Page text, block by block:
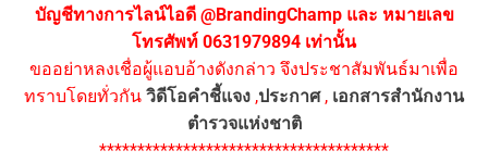
บัญชีทางการไลน์ไอดี @BrandingChamp และ หมายเลข
โทรศัพท์ 0631979894 เท่านั้น
ขออย่าหลงเชื่อผู้แอบอ้างดังกล่าว จึงประชาสัมพันธ์มาเพื่อ
ทราบโดยทั่วกัน วิดีโอคำชี้แจง ,ประกาศ, เอกสารสำนักงาน
ตำรวจแห่งชาติ
**************************************